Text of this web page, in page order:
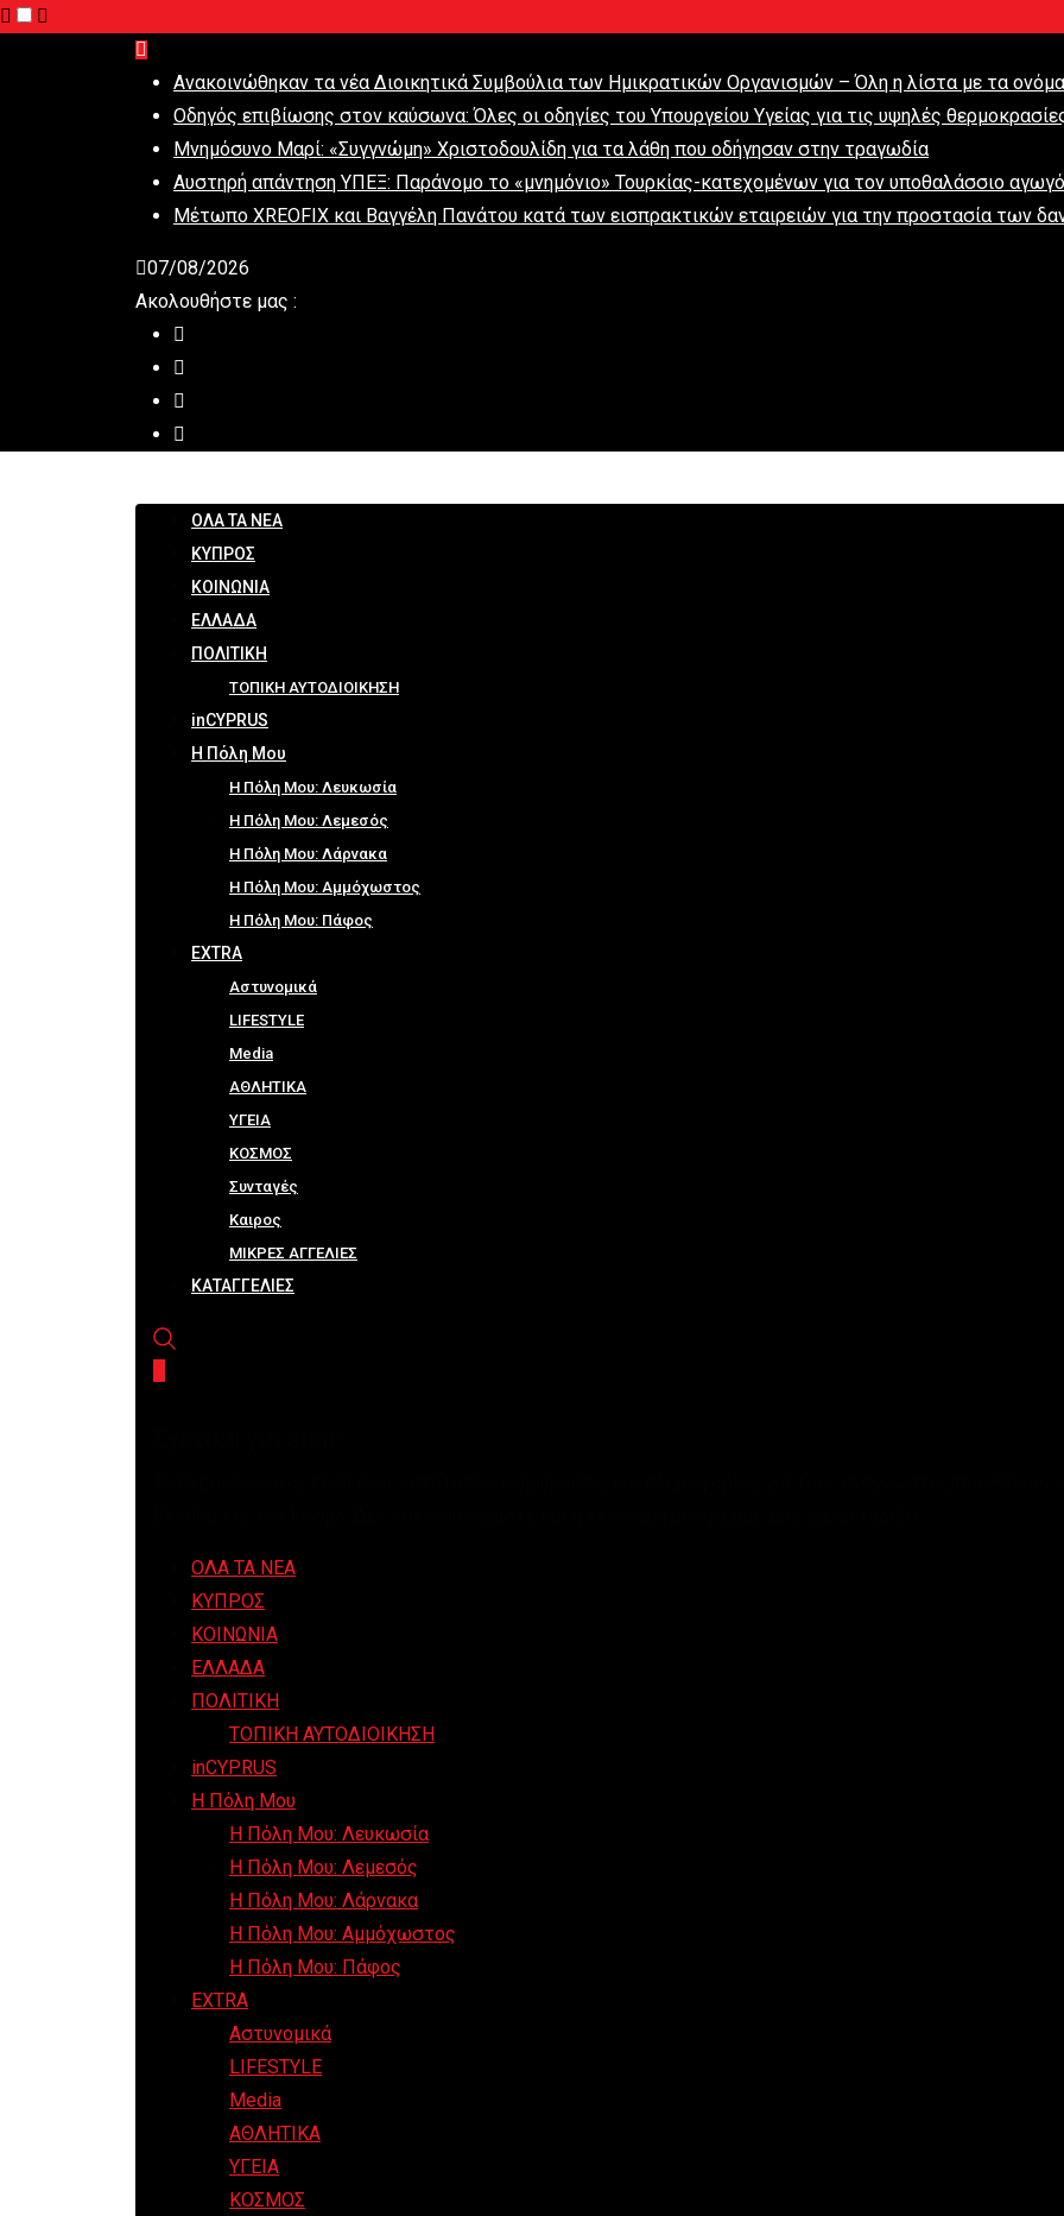
Ανακοινώθηκαν τα νέα Διοικητικά Συμβούλια των Ημικρατικών Οργανισμών – Όλη η λίστα με τα
Οδηγός επιβίωσης στον καύσωνα: Όλες οι οδηγίες του Υπουργείου Υγείας για τις υψηλές
Μνημόσυνο Μαρί: «Συγγνώμη» Χριστοδουλίδη για τα λάθη που οδήγησαν στην τραγωδία
Αυστηρή απάντηση ΥΠΕΞ: Παράνομο το «μνημόνιο» Τουρκίας-κατεχομένων για τον υποθαλάσσιο αγωγό
Μέτωπο XREOFIX και Βαγγέλη Πανάτου κατά των εισπρακτικών εταιρειών για την προστασία των
07/08/2026
Ακολουθήστε μας :
ΟΛΑ ΤΑ ΝΕΑ
ΚΥΠΡΟΣ
ΚΟΙΝΩΝΙΑ
ΕΛΛΑΔΑ
ΠΟΛΙΤΙΚΗ
ΤΟΠΙΚΗ ΑΥΤΟΔΙΟΙΚΗΣΗ
inCYPRUS
Η Πόλη Μου
Η Πόλη Μου: Λευκωσία
Η Πόλη Μου: Λεμεσός
Η Πόλη Μου: Λάρνακα
Η Πόλη Μου: Αμμόχωστος
Η Πόλη Μου: Πάφος
EXTRA
Αστυνομικά
LIFESTYLE
Media
ΑΘΛΗΤΙΚΑ
ΥΓΕΙΑ
ΚΟΣΜΟΣ
Συνταγές
Καιρος
ΜΙΚΡΕΣ ΑΓΓΕΛΙΕΣ
ΚΑΤΑΓΓΕΛΙΕΣ
ΟΛΑ ΤΑ ΝΕΑ
ΚΥΠΡΟΣ
ΚΟΙΝΩΝΙΑ
ΕΛΛΑΔΑ
ΠΟΛΙΤΙΚΗ
ΤΟΠΙΚΗ ΑΥΤΟΔΙΟΙΚΗΣΗ
inCYPRUS
Η Πόλη Μου
Η Πόλη Μου: Λευκωσία
Η Πόλη Μου: Λεμεσός
Η Πόλη Μου: Λάρνακα
Η Πόλη Μου: Αμμόχωστος
Η Πόλη Μου: Πάφος
EXTRA
Αστυνομικά
LIFESTYLE
Media
ΑΘΛΗΤΙΚΑ
ΥΓΕΙΑ
ΚΟΣΜΟΣ